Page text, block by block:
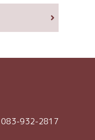
083-932-2817